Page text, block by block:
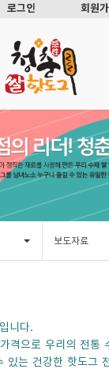
로그인 회원
보도자료
니다.
격으로 우리의 전통
있는 건강한 핫도그